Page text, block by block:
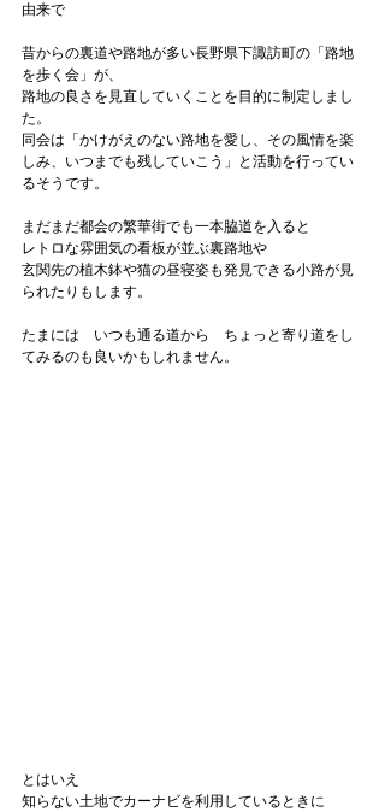
由来で
昔からの裏道や路地が多い長野県下諏訪町の「路地
を歩く会」が、
路地の良さを見直していくことを目的に制定しまし
た。
同会は「かけがえのない路地を愛し、その風情を楽
しみ、いつまでも残していこう」と活動を行ってい
るそうです。
まだまだ都会の繁華街でも一本脇道を入ると
レトロな雰囲気の看板が並ぶ裏路地や
玄関先の植木鉢や猫の昼寝姿も発見できる小路が見
られたりもします。
たまには　いつも通る道から　ちょっと寄り道をし
てみるのも良いかもしれません。
とはいえ
知らない土地でカーナビを利用しているときに